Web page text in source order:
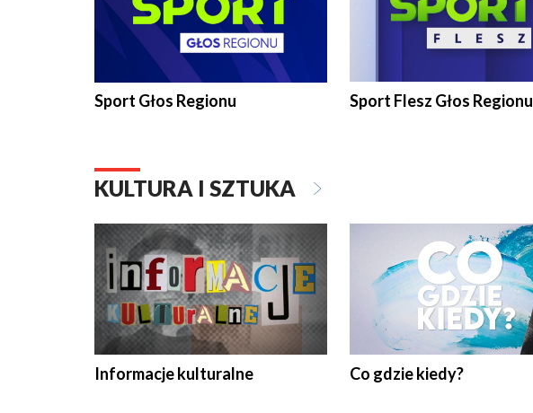
Sport Głos Regionu Sport Flesz Głos Regionu
KULTURA I SZTUKA
Informacje kulturalne Co gdzie kiedy?